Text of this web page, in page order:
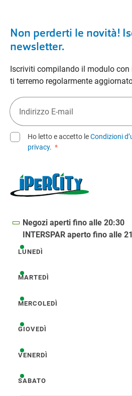
Non perderti le novità!
newsletter.
Iscriviti compilando il modulo
ti terremo regolarmente
Ho letto e accetto leCondizioni
privacy. *
Negozi aperti fino alle 20:30
INTERSPAR aperto fino alle
lunedì
LUNEDÌ
martedì
MARTEDÌ
mercoledì
MERCOLEDÌ
giovedì
GIOVEDÌ
venerdì
VENERDÌ
sabato
SABATO